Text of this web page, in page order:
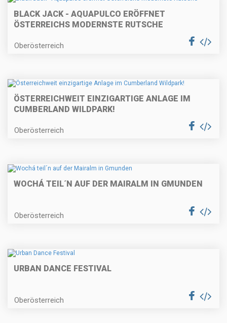
BLACK JACK - AQUAPULCO ERÖFFNET
ÖSTERREICHS MODERNSTE RUTSCHE
Oberösterreich
ÖSTERREICHWEIT EINZIGARTIGE ANLAGE IM
CUMBERLAND WILDPARK!
Oberösterreich
WOCHÁ TEIL´N AUF DER MAIRALM IN GMUNDEN
Oberösterreich
URBAN DANCE FESTIVAL
Oberösterreich